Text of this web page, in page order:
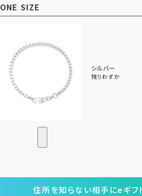
ONE SIZE
シルバー
残りわずか
住所を知らない相手にeギフ